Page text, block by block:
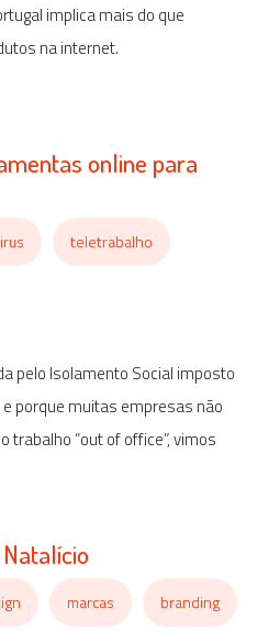
implica mais do que
na internet.
online para
teletrabalho
pelo Isolamento Social imposto
porque muitas empresas não
trabalho “out of office”, vimos
marcas branding